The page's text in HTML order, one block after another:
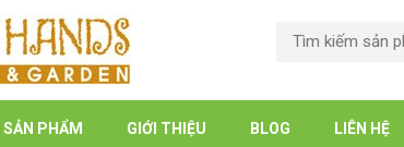
SẢN PHẨM GIỚI THIỆU BLOG LIÊN HỆ